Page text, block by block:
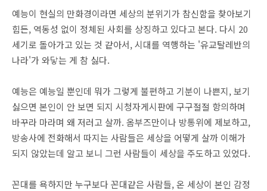
예능이 현실의 만화경이라면 세상의 분위기가 참신함을 찾아보기
힘든, 역동성 없이 정체된 사회를 상징하고 있다고 본다. 다시 20
세기로 돌아가고 있는 것 같아서, 시대를 역행하는 '유교탈레반의
나라'가 와닿는 게 참 싫다.
예능은 예능일 뿐인데 뭐가 그렇게 불편하고 기분이 나쁜지, 보기
싫으면 본인이 안 보면 되지 시청자게시판에 구구절절 항의하며
바꾸라 마라며 왜 저러고 살까. 옴부즈만이나 방통위에 제보하고,
방송사에 전화해서 따지는 사람들은 세상을 어떻게 살까 이해가
되지 않았는데 알고 보니 그런 사람들이 세상을 주도하고 있었다.
꼰대를 욕하지만 누구보다 꼰대같은 사람들, 온 세상이 본인 감정